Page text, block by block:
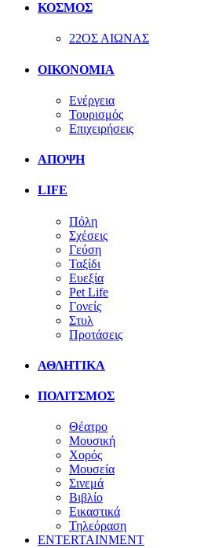
ΚΟΣΜΟΣ
22ΟΣ ΑΙΩΝΑΣ
ΟΙΚΟΝΟΜΙΑ
Ενέργεια
Τουρισμός
Επιχειρήσεις
ΑΠΟΨΗ
LIFE
Πόλη
Σχέσεις
Γεύση
Ταξίδι
Ευεξία
Pet Life
Γονείς
Στυλ
Προτάσεις
ΑΘΛΗΤΙΚΑ
ΠΟΛΙΤΣΜΟΣ
Θέατρο
Μουσική
Χορός
Μουσεία
Σινεμά
Βιβλίο
Εικαστικά
Τηλεόραση
ENTERTAINMENT